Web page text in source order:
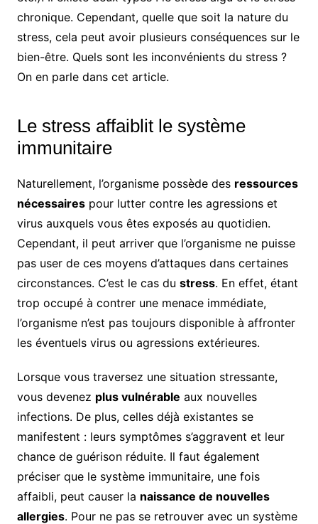
chronique. Cependant, quelle que soit la nature du
stress, cela peut avoir plusieurs conséquences sur le
bien-être. Quels sont les inconvénients du stress ?
On en parle dans cet article.
Le stress affaiblit le système
immunitaire
Naturellement, l’organisme possède des ressources
nécessairespour lutter contre les agressions et
virus auxquels vous êtes exposés au quotidien.
Cependant, il peut arriver que l’organisme ne puisse
pas user de ces moyens d’attaques dans certaines
circonstances. C’est le cas du stress. En effet, étant
trop occupé à contrer une menace immédiate,
l’organisme n’est pas toujours disponible à affronter
les éventuels virus ou agressions extérieures.
Lorsque vous traversez une situation stressante,
vous devenez plus vulnérable aux nouvelles
infections. De plus, celles déjà existantes se
manifestent : leurs symptômes s’aggravent et leur
chance de guérison réduite. Il faut également
préciser que le système immunitaire, une fois
affaibli, peut causer la naissance de nouvelles
allergies. Pour ne pas se retrouver avec un système